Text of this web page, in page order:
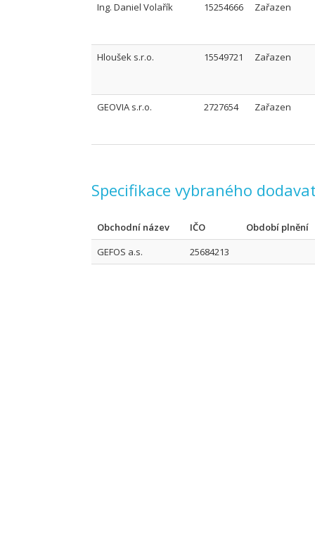
Ing. Daniel Volařík 15254666 Zařazen
Hloušek s.r.o. 15549721 Zařazen
GEOVIA s.r.o. 2727654 Zařazen
Specifikace vybraného
Obchodní název IČO
Období plnění
GEFOS a.s.
25684213